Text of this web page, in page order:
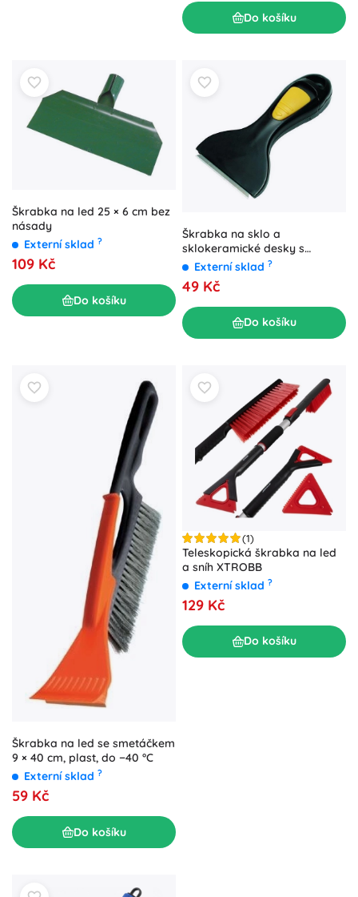
Do košíku
Škrabka na led 25 × 6 cm bez
násady
Externí sklad ?
109 Kč
Do košíku
Škrabka na sklo a
sklokeramické desky s
krytkou
Externí sklad ?
49 Kč
Do košíku
Škrabka na led se smetáčkem
9 × 40 cm, plast, do −40 °C
Externí sklad ?
59 Kč
Do košíku
(1)
Teleskopická škrabka na led
a sníh XTROBB
Externí sklad ?
129 Kč
Do košíku